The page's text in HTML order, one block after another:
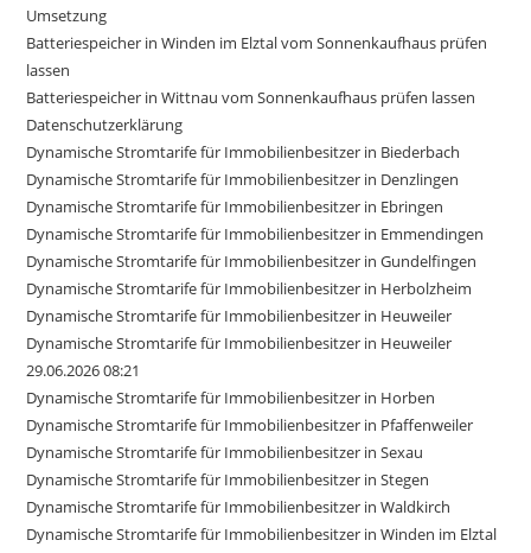
Umsetzung
Batteriespeicher in Winden im Elztal vom Sonnenkaufhaus prüfen
lassen
Batteriespeicher in Wittnau vom Sonnenkaufhaus prüfen lassen
Datenschutzerklärung
Dynamische Stromtarife für Immobilienbesitzer in Biederbach
Dynamische Stromtarife für Immobilienbesitzer in Denzlingen
Dynamische Stromtarife für Immobilienbesitzer in Ebringen
Dynamische Stromtarife für Immobilienbesitzer in Emmendingen
Dynamische Stromtarife für Immobilienbesitzer in Gundelfingen
Dynamische Stromtarife für Immobilienbesitzer in Herbolzheim
Dynamische Stromtarife für Immobilienbesitzer in Heuweiler
Dynamische Stromtarife für Immobilienbesitzer in Heuweiler
29.06.2026 08:21
Dynamische Stromtarife für Immobilienbesitzer in Horben
Dynamische Stromtarife für Immobilienbesitzer in Pfaffenweiler
Dynamische Stromtarife für Immobilienbesitzer in Sexau
Dynamische Stromtarife für Immobilienbesitzer in Stegen
Dynamische Stromtarife für Immobilienbesitzer in Waldkirch
Dynamische Stromtarife für Immobilienbesitzer in Winden im Elztal